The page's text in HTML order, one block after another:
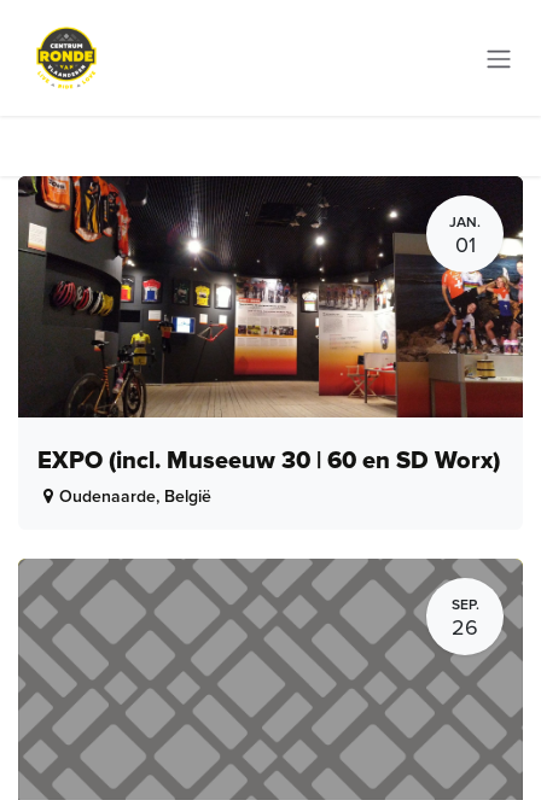
JAN.
01
EXPO (incl. Museeuw 30 | 60 en SD Worx)
Oudenaarde, België
SEP.
26